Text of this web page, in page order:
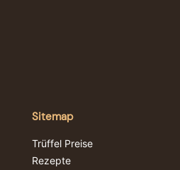
Sitemap
Trüffel Preise
Rezepte